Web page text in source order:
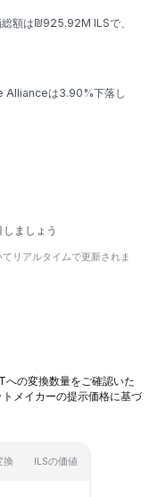
額は₪925.92M ILSで、
は3.90%下落し
ましょう
リアルタイムで更新されま
の変換数量をご確認いた
メイカーの提示価格に基づ
換 ILSの価値